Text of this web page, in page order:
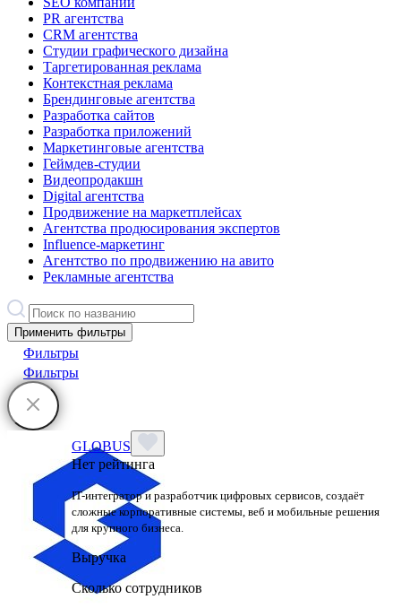
PR агентства
CRM агентства
Студии графического дизайна
Таргетированная реклама
Контекстная реклама
Брендинговые агентства
Разработка сайтов
Разработка приложений
Маркетинговые агентства
Геймдев-студии
Видеопродакшн
Digital агентства
Продвижение на маркетплейсах
Агентства продюсирования экспертов
Influence-маркетинг
Агентство по продвижению на авито
Рекламные агентства
Применить фильтры
Фильтры
Фильтры
GLOBUS
Нет рейтинга
IT-интегратор и разработчик цифровых сервисов, создаёт
сложные корпоративные системы, веб и мобильные решения
для крупного бизнеса.
Выручка
Сколько сотрудников